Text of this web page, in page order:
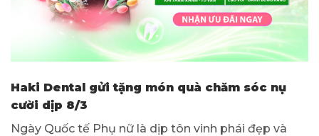
Haki Dental gửi tặng món quà chăm sóc nụ
cười dịp 8/3
Ngày Quốc tế Phụ nữ là dịp tôn vinh phái đẹp và